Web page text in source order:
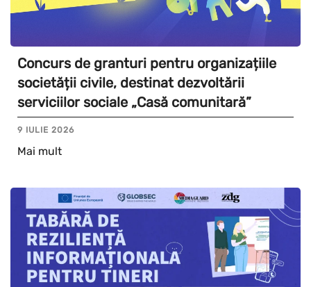
Concurs de granturi pentru organizațiile
societății civile, destinat dezvoltării
serviciilor sociale „Casă comunitară”
9 IULIE 2026
Mai mult